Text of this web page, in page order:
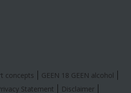
concepts
GEEN 18 GEEN alcohol
Statement Disclaimer